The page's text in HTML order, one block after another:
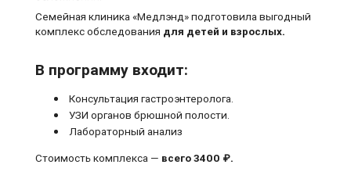
Семейная клиника «Медлэнд» подготовила выгодный
комплекс обследования для детей и взрослых.
В программу входит:
Консультация гастроэнтеролога.
УЗИ органов брюшной полости.
Лабораторный анализ
Стоимость комплекса — всего 3400 ₽.